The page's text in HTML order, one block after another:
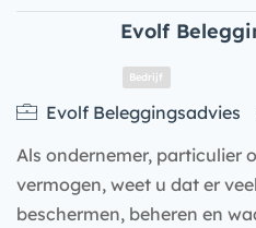
Evolf
Evolf Beleggingsadvies
Als ondernemer, particulier
vermogen, weet u dat er
beschermen, beheren en